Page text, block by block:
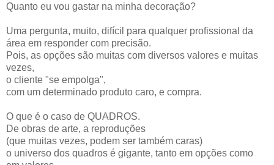
Quanto eu vou gastar na minha decoração?
Uma pergunta, muito, difícil para qualquer profissional da
área em responder com precisão.
Pois, as opções são muitas com diversos valores e muitas
vezes,
o cliente "se empolga",
com um determinado produto caro, e compra.
O que é o caso de QUADROS.
De obras de arte, a reproduções
(que muitas vezes, podem ser também caras)
o universo dos quadros é gigante, tanto em opções como